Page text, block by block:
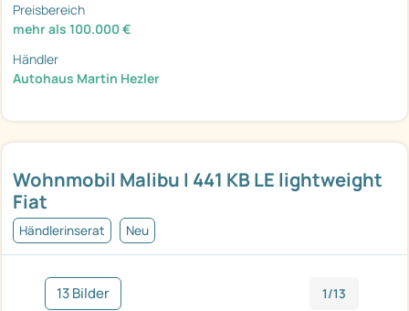
Wohnmobil Malibu I 441 KB LE lightweight
Fiat
Händlerinserat Neu
13 Bilder 1/13
Preisbereich
mehr als 100.000 €
Händler
Autohaus Martin Hezler